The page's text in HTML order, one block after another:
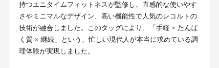
持つエニタイムフィットネスが監修し、直感的な使いやす
さやミニマルなデザイン、高い機能性で人気のレコルトの
技術が融合しました。このタッグにより、「手軽 × たんぱ
く質 × 継続」という、忙しい現代人が本当に求めている調
理体験が実現しました。